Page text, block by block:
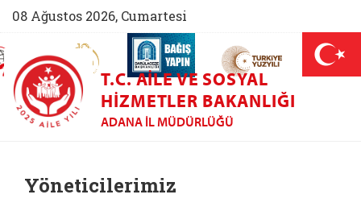
08 Ağustos 2026, Cumartesi
(yeni sekmede açılır)
AİLEM İletişim Merkezi (yeni sekmede açılır)
Aile ve Nüfus On Yılı (yeni sekmede açılır)
Darülaceze bağış sayfası (yeni
T.C. AILE VE SOSYAL
HIZMETLER BAKANLIĞI
ADANA İL MÜDÜRLÜĞÜ
Yöneticilerimiz